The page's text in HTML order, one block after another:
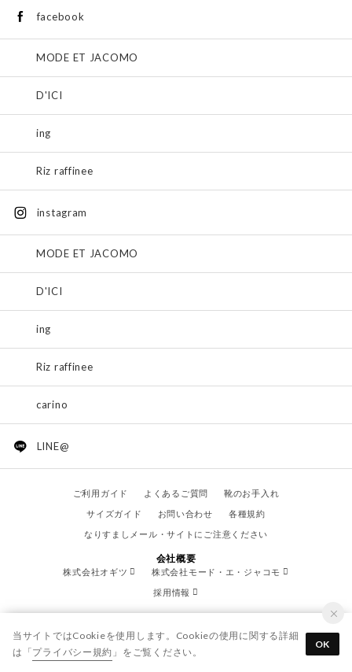
facebook
MODE ET JACOMO
D'ICI
ing
Riz raffinee
instagram
MODE ET JACOMO
D'ICI
ing
Riz raffinee
carino
LINE@
ご利用ガイド よくあるご質問
靴のお手入れ
サイズガイド
お問い合わせ
各種規約
なりすましメール・サイトにご注意ください
会社概要
株式会社オギツ
株式会社モード・エ・ジャコモ
採用情報
© OGITSU CO.,LTD. / All Right Reserved.
当サイトではCookieを使用します。Cookieの使用に関する詳細
は「プライバシー規約 」をご覧ください。
OK